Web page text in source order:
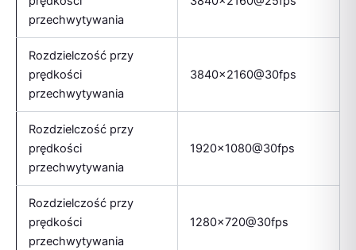
przechwytywania
Rozdzielczość przy
prędkości
przechwytywania
3840×2160@30fps
Rozdzielczość przy
prędkości
przechwytywania
1920×1080@30fps
Rozdzielczość przy
prędkości
przechwytywania
1280×720@30fps